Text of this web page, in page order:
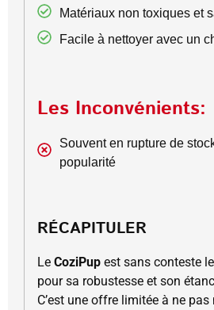
Matériaux non toxiques et
Facile à nettoyer avec un
Les Inconvénients:
Souvent en rupture de
popularité
RÉCAPITULER
Le CoziPup est sans conteste
pour sa robustesse et son
C’est une offre limitée à ne